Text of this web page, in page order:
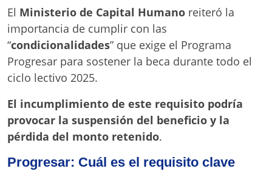
El Ministerio de Capital Humano reiteró la
importancia de cumplir con las
“condicionalidades” que exige el Programa
Progresar para sostener la beca durante todo el
ciclo lectivo 2025.
El incumplimiento de este requisito podría
provocar la suspensión del beneficio y la
pérdida del monto retenido.
Progresar: Cuál es el requisito clave